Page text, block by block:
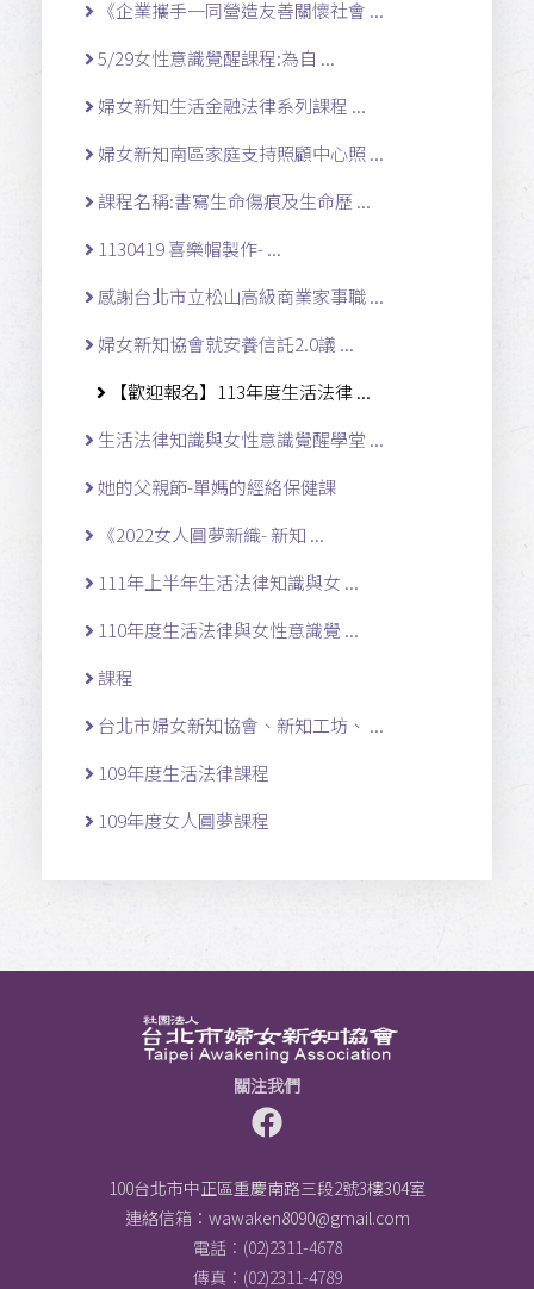
《企業攜手一同營造友善關懷社會 ...
5/29女性意識覺醒課程:為自 ...
婦女新知生活金融法律系列課程 ...
婦女新知南區家庭支持照顧中心照 ...
課程名稱:書寫生命傷痕及生命歷 ...
1130419 喜樂帽製作- ...
感謝台北市立松山高級商業家事職 ...
婦女新知協會就安養信託2.0議 ...
【歡迎報名】113年度生活法律 ...
生活法律知識與女性意識覺醒學堂 ...
她的父親節-單媽的經絡保健課
《2022女人圓夢新織- 新知 ...
111年上半年生活法律知識與女 ...
110年度生活法律與女性意識覺 ...
課程
台北市婦女新知協會、新知工坊、 ...
109年度生活法律課程
109年度女人圓夢課程
關注我們
100台北市中正區重慶南路三段2號3樓304室
連絡信箱： wawaken8090@gmail.com
電話：(02)2311-4678
傳真：(02)2311-4789